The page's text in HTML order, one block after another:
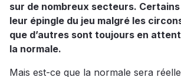
sur de nombreux secteurs.
leur épingle du jeu malgré les
que d’autres sont toujours en
la normale.
Mais est-ce que la normale sera